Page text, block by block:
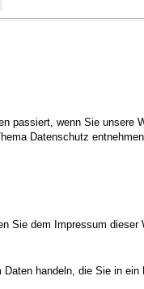
passiert, wenn Sie unsere
Datenschutz
Sie dem Impressum dieser
handeln, die Sie in ein